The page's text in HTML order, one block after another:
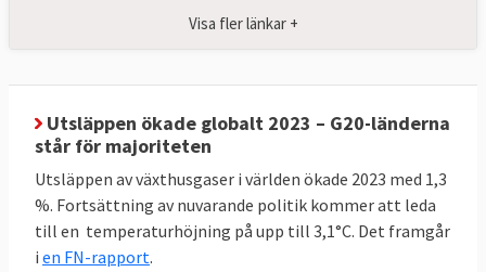
kommer ett fullständigt
en minskning på 57 %.** MtCO2e betyder
miljoner tonkoldioxidekvivalenter, ett mått
på mängden växthusgaser. *** Mtoe betyder
miljoner tonoljeekvivalenter, ett mått på
energiinnehåll.
Visa fler länkar +
Utsläppen ökade globalt 2023 – G20-länderna
står för majoriteten
Utsläppen av växthusgaser i världen ökade 2023 med 1,3
%. Fortsättning av nuvarande politik kommer att leda
till en temperaturhöjning på upp till 3,1°C. Det framgår
i en FN-rapport.